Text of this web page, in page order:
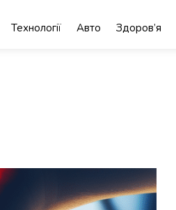
Технології Авто Здоров’я